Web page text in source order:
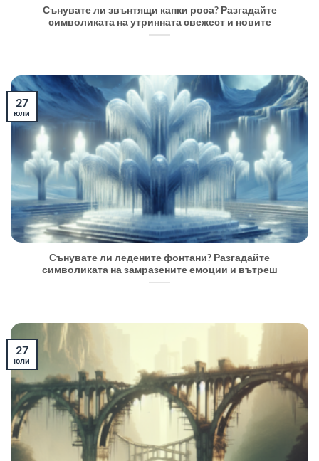
Сънувате ли звънтящи капки роса? Разгадайте
символиката на утринната свежест и новите
Сънувате ли ледените фонтани? Разгадайте
символиката на замразените емоции и вътреш
27
юли
27
юли